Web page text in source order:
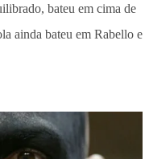
bateu em cima de
ainda bateu em Rabello e